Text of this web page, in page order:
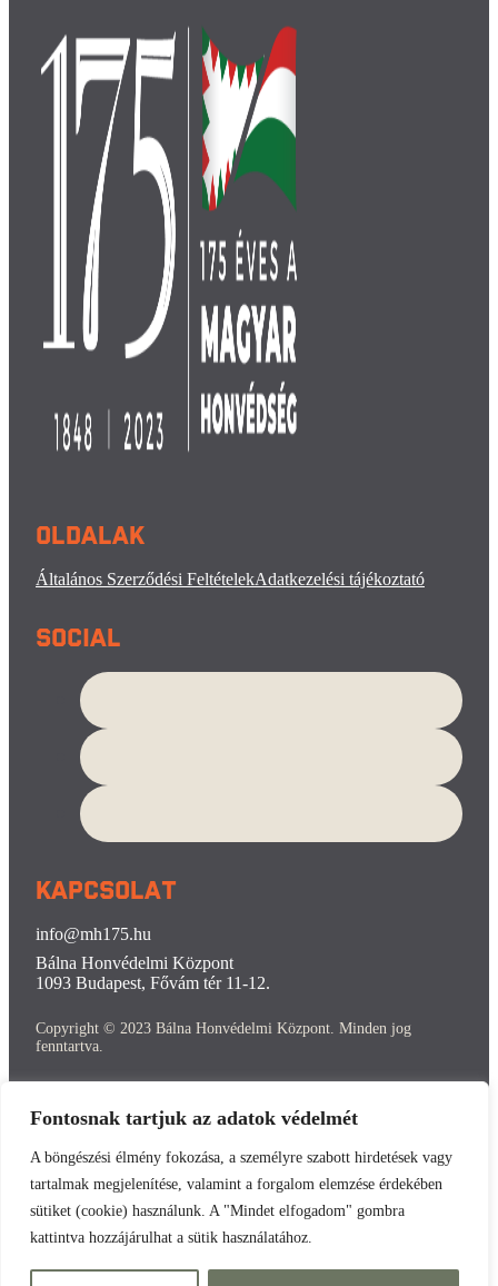
Fontosnak tartjuk az adatok védelmét
A böngészési élmény fokozása, a személyre szabott hirdetések vagy
tartalmak megjelenítése, valamint a forgalom elemzése érdekében
sütiket (cookie) használunk. A "Mindet elfogadom" gombra
kattintva hozzájárulhat a sütik használatához.
Oldalak
Általános Szerződési FeltételekAdatkezelési tájékoztató
Social
Kapcsolat
info@mh175.hu
Bálna Honvédelmi Központ
1093 Budapest, Fővám tér 11-12.
Copyright © 2023 Bálna Honvédelmi Központ. Minden jog
fenntartva.
Kedves Látogatóink!
Tájékoztatjuk Önöket, hogy a
múzeumhatározatlan ideig zárva
tart.